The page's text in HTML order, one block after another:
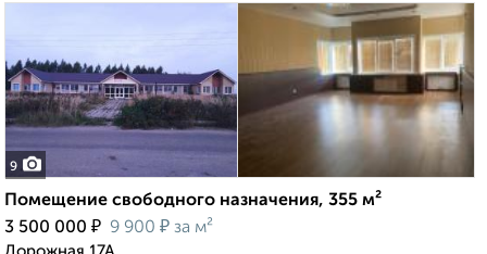
9
Помещение свободного назначения, 355 м²
3 500 000 ₽ 9 900 ₽ за м²